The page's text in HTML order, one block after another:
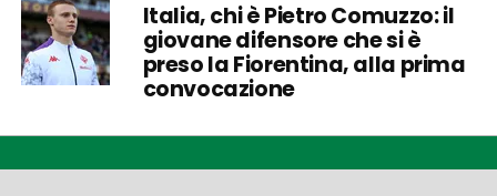
Italia, chi è Pietro Comuzzo: il
giovane difensore che si è
preso la Fiorentina, alla prima
convocazione